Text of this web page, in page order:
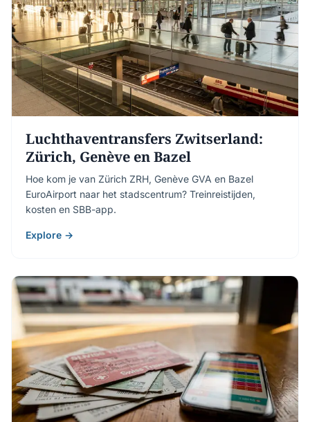
Luchthaventransfers Zwitserland:
Zürich, Genève en Bazel
Hoe kom je van Zürich ZRH, Genève GVA en Bazel
EuroAirport naar het stadscentrum? Treinreistijden,
kosten en SBB-app.
Explore →